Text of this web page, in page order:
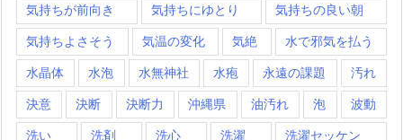
気持ちが前向き 気持ちにゆとり 気持ちの良い朝
気持ちよさそう 気温の変化 気絶 水で邪気を払う
水晶体 水泡 水無神社 水疱 永遠の課題 汚れ
決意 決断 決断力 沖縄県 油汚れ 泡 波動
洗い 洗剤 洗心 洗濯 洗濯セッケン